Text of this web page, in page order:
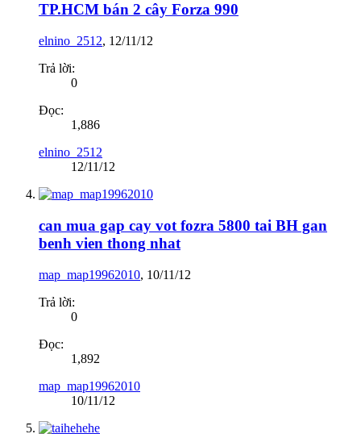
TP.HCM bán 2 cây Forza 990
elnino_2512, 12/11/12
Trả lời:
0
Đọc:
1,886
elnino_2512
12/11/12
can mua gap cay vot fozra 5800 tai BH gan
benh vien thong nhat
map_map19962010, 10/11/12
Trả lời:
0
Đọc:
1,892
map_map19962010
10/11/12